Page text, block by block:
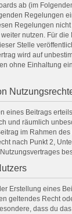
ab (im
Regelungen
Regelungen
nutzen. Für
Stelle
wird auf
ohne Einhaltung
eines Beitrags
und räumlich
im Rahmen des
nach Punkt 2,
Erstellung eines
geltendes Recht
dass du